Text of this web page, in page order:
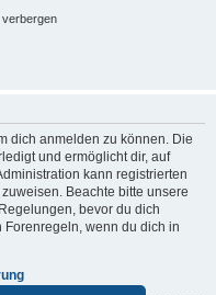
verbergen
dich anmelden zu können. Die
und ermöglicht dir, auf
kann registrierten
Beachte bitte unsere
bevor du dich
wenn du dich in